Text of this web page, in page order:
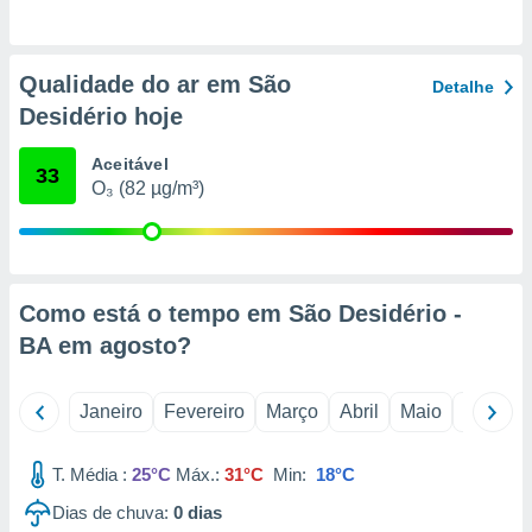
ou opor-
qualquer
em “
na
num
para
Qualidade do ar em São
Desidério hoje
Detalhe
33 Aceitável
O₃ (82 µg/m³)
Como está o tempo em São Desidério -
BA em agosto?
Janeiro Fevereiro Março Abril Maio Junho
T. Média : 25°C Máx.: 31°C Min: 18°C
Dias de chuva: 0 dias